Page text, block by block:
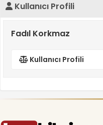
Kullanıcı Profili
Fadıl Korkmaz
Kullanıcı Profili